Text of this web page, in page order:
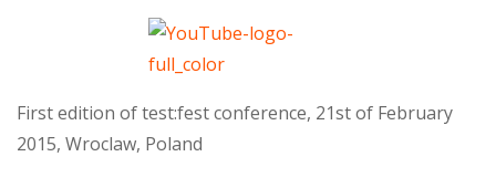
First edition of test:fest conference, 21st of February
2015, Wroclaw, Poland